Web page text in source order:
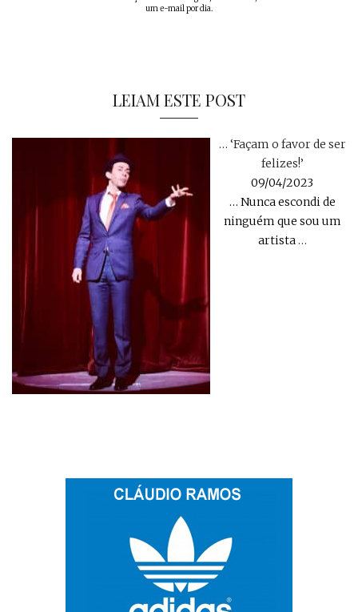
um e-mail por dia.
LEIAM ESTE POST
… ‘Façam o favor de ser
felizes!’
09/04/2023
… Nunca escondi de
ninguém que sou um
artista …